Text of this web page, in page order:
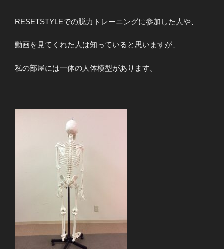
RESETSTYLEでの脱力トレーニングに参加した人や、
動画を見てくれた人は知っていると思いますが、
私の部屋には一体の人体模型があります。